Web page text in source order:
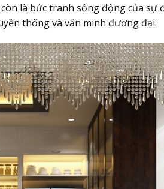
là bức tranh sống động của
thống và văn minh đương đại.